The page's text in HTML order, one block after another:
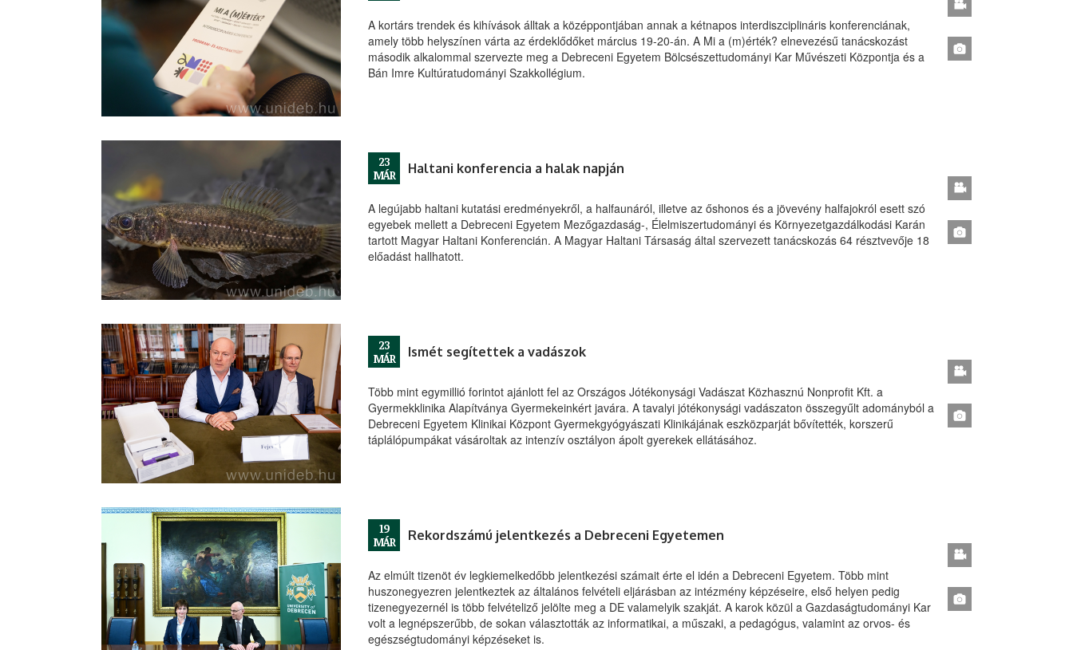
A kortárs trendek és kihívások álltak a középpontjában annak a kétnapos interdiszciplináris konferenciának,
amely több helyszínen várta az érdeklődőket március 19-20-án. A Mi a (m)érték? elnevezésű tanácskozást
második alkalommal szervezte meg a Debreceni Egyetem Bölcsészettudományi Kar Művészeti Központja és a
Bán Imre Kultúratudományi Szakkollégium.
23
MÁR
Haltani konferencia a halak napján
A legújabb haltani kutatási eredményekről, a halfaunáról, illetve az őshonos és a jövevény halfajokról esett szó
egyebek mellett a Debreceni Egyetem Mezőgazdaság-, Élelmiszertudományi és Környezetgazdálkodási Karán
tartott Magyar Haltani Konferencián. A Magyar Haltani Társaság által szervezett tanácskozás 64 résztvevője 18
előadást hallhatott.
23
MÁR
Ismét segítettek a vadászok
Több mint egymillió forintot ajánlott fel az Országos Jótékonysági Vadászat Közhasznú Nonprofit Kft. a
Gyermekklinika Alapítványa Gyermekeinkért javára. A tavalyi jótékonysági vadászaton összegyűlt adományból a
Debreceni Egyetem Klinikai Központ Gyermekgyógyászati Klinikájának eszközparját bővítették, korszerű
táplálópumpákat vásároltak az intenzív osztályon ápolt gyerekek ellátásához.
19
MÁR
Rekordszámú jelentkezés a Debreceni Egyetemen
Az elmúlt tizenöt év legkiemelkedőbb jelentkezési számait érte el idén a Debreceni Egyetem. Több mint
huszonegyezren jelentkeztek az általános felvételi eljárásban az intézmény képzéseire, első helyen pedig
tizenegyezernél is több felvételiző jelölte meg a DE valamelyik szakját. A karok közül a Gazdaságtudományi Kar
volt a legnépszerűbb, de sokan választották az informatikai, a műszaki, a pedagógus, valamint az orvos- és
egészségtudományi képzéseket is.